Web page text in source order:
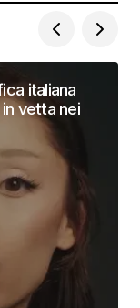
italiana
vetta nei